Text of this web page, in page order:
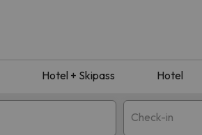
Hotel + Skipass Hotel
Check-in